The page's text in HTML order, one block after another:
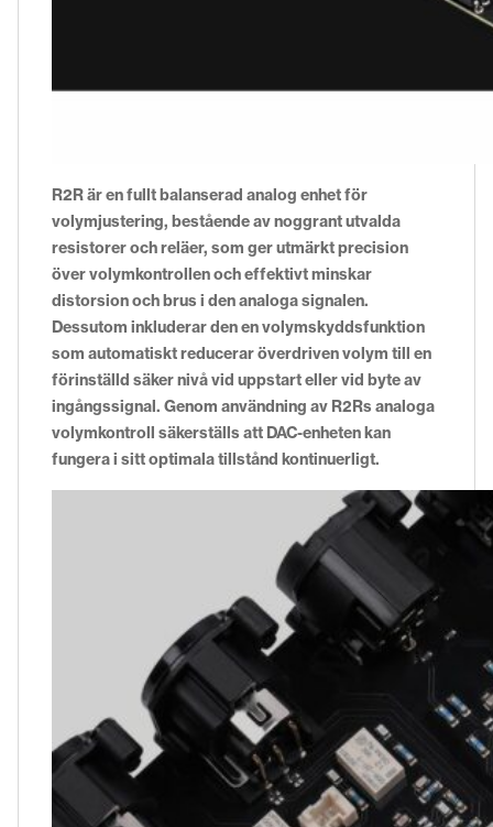
R2R är en fullt balanserad analog enhet för
volymjustering, bestående av noggrant utvalda
resistorer och reläer, som ger utmärkt precision
över volymkontrollen och effektivt minskar
distorsion och brus i den analoga signalen.
Dessutom inkluderar den en volymskyddsfunktion
som automatiskt reducerar överdriven volym till en
förinställd säker nivå vid uppstart eller vid byte av
ingångssignal. Genom användning av R2Rs analoga
volymkontroll säkerställs att DAC-enheten kan
fungera i sitt optimala tillstånd kontinuerligt.